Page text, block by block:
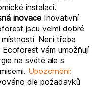
instalaci.
inovace Inovativní
jsou velmi dobré
Není třeba
vám umožňují
na světě ale s
Upozornění:
dle požadavků